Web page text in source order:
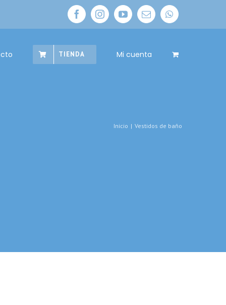
facebookinstagramyoutubeCorreo
electrónico
whatsapp
TIENDA Mi cuenta
Inicio | Vestidos de baño